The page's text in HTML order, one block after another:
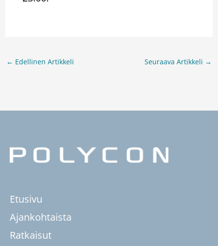
← Edellinen Artikkeli Seuraava Artikkeli →
Etusivu
Ajankohtaista
Ratkaisut